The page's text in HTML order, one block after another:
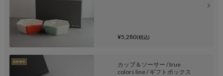
¥5,280(税込)
カップ＆ソーサー / true
colors line / ギフトボックス